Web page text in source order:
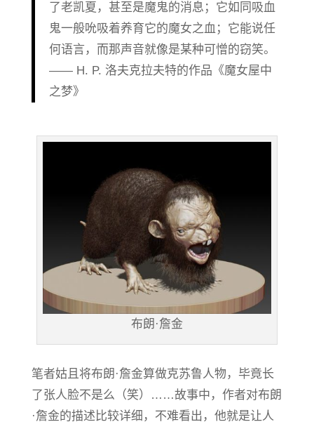
了老凯夏，甚至是魔鬼的消息；它如同吸血
鬼一般吮吸着养育它的魔女之血；它能说任
何语言，而那声音就像是某种可憎的窃笑。
—— H. P. 洛夫克拉夫特的作品《魔女屋中
之梦》
布朗·詹金
笔者姑且将布朗·詹金算做克苏鲁人物，毕竟长
了张人脸不是么（笑）……故事中，作者对布朗
·詹金的描述比较详细，不难看出，他就是让人